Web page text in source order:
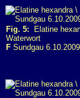
Fig. 5: Elatine
Waterwort
F Sundgau 6.10.2009